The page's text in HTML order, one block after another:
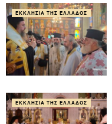
ΕΚΚΛΗΣΊΑ ΤΗΣ ΕΛΛΆΔΟΣ
ΕΚΚΛΗΣΊΑ ΤΗΣ ΕΛΛΆΔΟΣ